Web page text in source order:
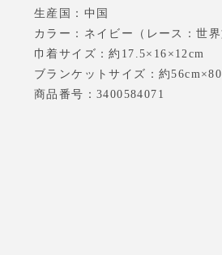
生産国：中国
カラー：ネイビー（レース：世界
巾着サイズ：約17.5×16×12cm
ブランケットサイズ：約
商品番号：3400584071